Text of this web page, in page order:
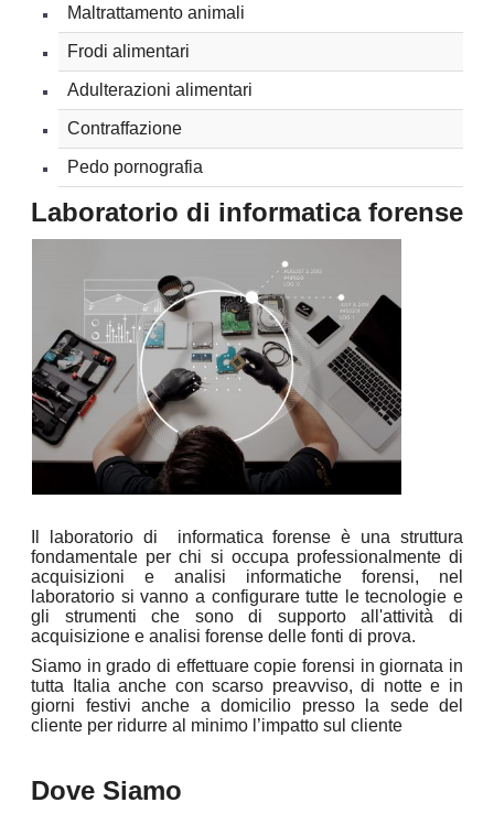
Maltrattamento animali
Frodi alimentari
Adulterazioni alimentari
Contraffazione
Pedo pornografia
Laboratorio di informatica forense
laboratorio di informatica forense è una struttura
fondamentale per chi si occupa professionalmente di
acquisizioni e analisi informatiche forensi, nel
laboratorio si vanno a configurare tutte le tecnologie e
gli strumenti che sono di supporto all'attività di
acquisizione e analisi forense delle fonti di prova.
Siamo in grado di effettuare copie forensi in giornata in
tutta Italia anche con scarso preavviso, di notte e in
giorni festivi anche a domicilio presso la sede del
cliente per ridurre al minimo l’impatto sul cliente
Dove Siamo